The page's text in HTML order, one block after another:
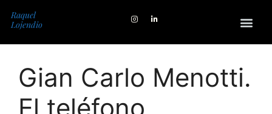
Raquel
Lojendio
Gian Carlo Menotti.
El teléfono